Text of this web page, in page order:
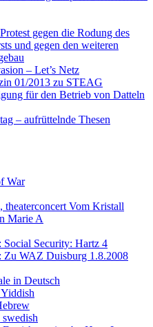
gegen die Rodung des
und gegen den weiteren
– Let’s Netz
01/2013 zu STEAG
für den Betrieb von Datteln
– aufrüttelnde Thesen
War
theaterconcert Vom Kristall
Marie A
Social Security: Hartz 4
Zu WAZ Duisburg 1.8.2008
in Deutsch